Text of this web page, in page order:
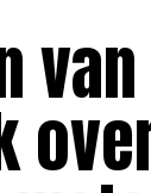
van